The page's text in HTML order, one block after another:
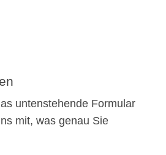
untenstehende Formular
mit, was genau Sie